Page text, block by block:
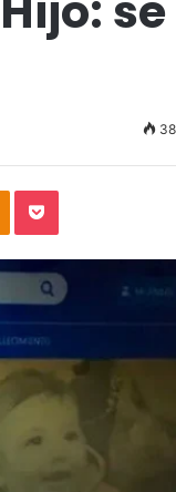
Odnoklassniki
Pocket